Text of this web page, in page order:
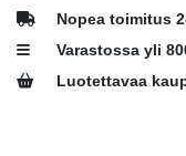
Nopea toimitus
Varastossa yli
Luotettavaa